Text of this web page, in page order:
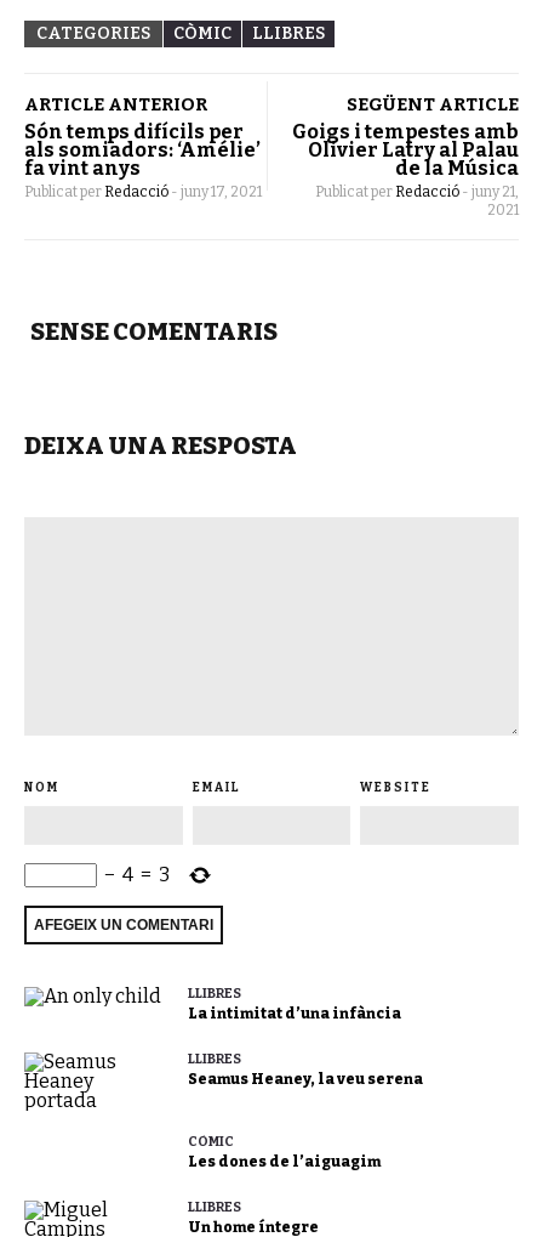
CATEGORIES CÒMIC LLIBRES
ARTICLE ANTERIOR
Són temps difícils per
als somiadors: ‘Amélie’
fa vint anys
Publicat per Redacció - juny 17, 2021
SEGÜENT ARTICLE
Goigs i tempestes amb
Olivier Latry al Palau
de la Música
Publicat per Redacció - juny 21,
2021
SENSE COMENTARIS
DEIXA UNA RESPOSTA
NOM EMAIL WEBSITE
− 4 = 3
LLIBRES
La intimitat d’una infància
LLIBRES
Seamus Heaney, la veu serena
CÒMIC
Les dones de l’aiguagim
LLIBRES
Un home íntegre